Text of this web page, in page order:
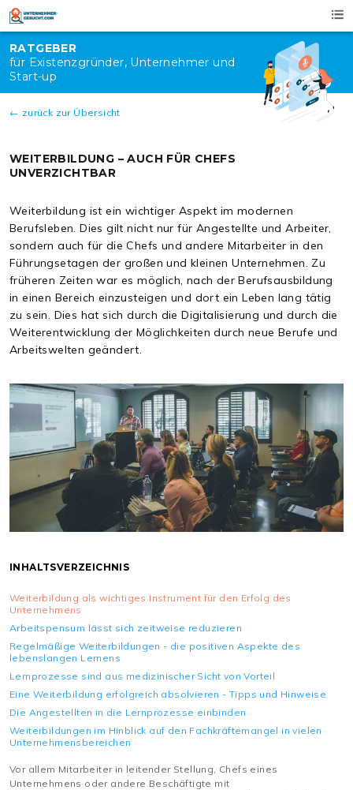
Skip
content
RATGEBER
für Existenzgründer, Unternehmer und
Start-up
← zurück zur Übersicht
WEITERBILDUNG – AUCH FÜR CHEFS
UNVERZICHTBAR
Weiterbildung ist ein wichtiger Aspekt im modernen
Berufsleben. Dies gilt nicht nur für Angestellte und Arbeiter,
sondern auch für die Chefs und andere Mitarbeiter in den
Führungsetagen der großen und kleinen Unternehmen. Zu
früheren Zeiten war es möglich, nach der Berufsausbildung
in einen Bereich einzusteigen und dort ein Leben lang tätig
zu sein. Dies hat sich durch die Digitalisierung und durch die
Weiterentwicklung der Möglichkeiten durch neue Berufe und
Arbeitswelten geändert.
INHALTSVERZEICHNIS
Weiterbildung als wichtiges Instrument für den Erfolg des
Unternehmens
Arbeitspensum lässt sich zeitweise reduzieren
Regelmäßige Weiterbildungen - die positiven Aspekte des
lebenslangen Lernens
Lernprozesse sind aus medizinischer Sicht von Vorteil
Eine Weiterbildung erfolgreich absolvieren - Tipps und Hinweise
Die Angestellten in die Lernprozesse einbinden
Weiterbildungen im Hinblick auf den Fachkräftemangel in vielen
Unternehmensbereichen
Vor allem Mitarbeiter in leitender Stellung, Chefs eines
Unternehmens oder andere Beschäftigte mit